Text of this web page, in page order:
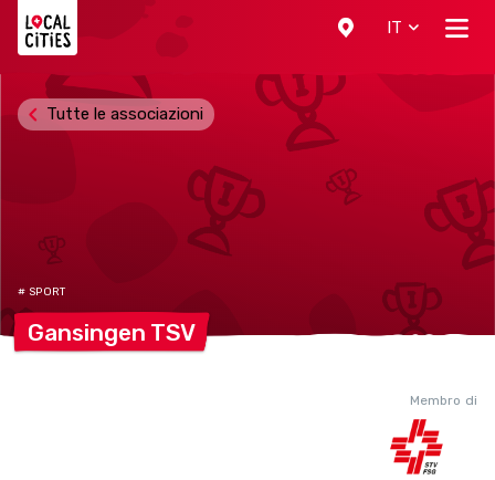
IT
# SPORT
Gansingen TSV
Tutte le associazioni
Membro di